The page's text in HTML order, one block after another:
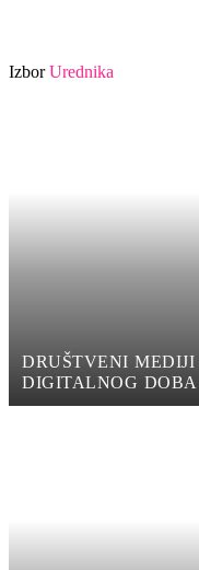
IzborUrednika
DRUŠTVENI
DIGITALNOG